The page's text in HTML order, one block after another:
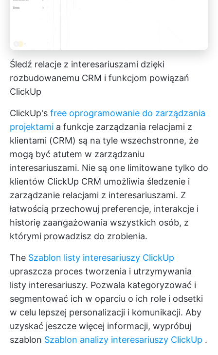
Śledź relacje z interesariuszami dzięki
rozbudowanemu CRM i funkcjom powiązań
ClickUp
ClickUp's free oprogramowanie do zarządzania
projektami a funkcje zarządzania relacjami z
klientami (CRM) są na tyle wszechstronne, że
mogą być atutem w zarządzaniu
interesariuszami. Nie są one limitowane tylko do
klientów ClickUp CRM umożliwia śledzenie i
zarządzanie relacjami z interesariuszami. Z
łatwością przechowuj preferencje, interakcje i
historię zaangażowania wszystkich osób, z
którymi prowadzisz do zrobienia.
The Szablon listy interesariuszy ClickUp
upraszcza proces tworzenia i utrzymywania
listy interesariuszy. Pozwala kategoryzować i
segmentować ich w oparciu o ich role i odsetki
w celu lepszej personalizacji i komunikacji. Aby
uzyskać jeszcze więcej informacji, wypróbuj
szablon Szablon analizy interesariuszy ClickUp .